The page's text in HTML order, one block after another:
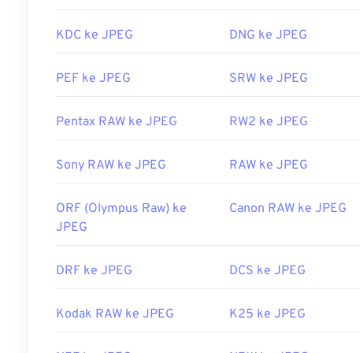
Rilis Awal:18 September 1992
https://en.wikipedia.org/wiki/JPEG
KDC ke JPEG DNG ke JPEG
PEF ke JPEG SRW ke JPEG
Pentax RAW ke JPEG RW2 ke JPEG
Sony RAW ke JPEG RAW ke JPEG
ORF (Olympus Raw) ke
JPEG
Canon RAW ke JPEG
DRF ke JPEG DCS ke JPEG
Kodak RAW ke JPEG K25 ke JPEG